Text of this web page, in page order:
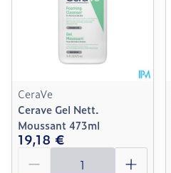
CeraVe
Cerave Gel Nett.
Moussant 473ml
19,18 €
Quantité